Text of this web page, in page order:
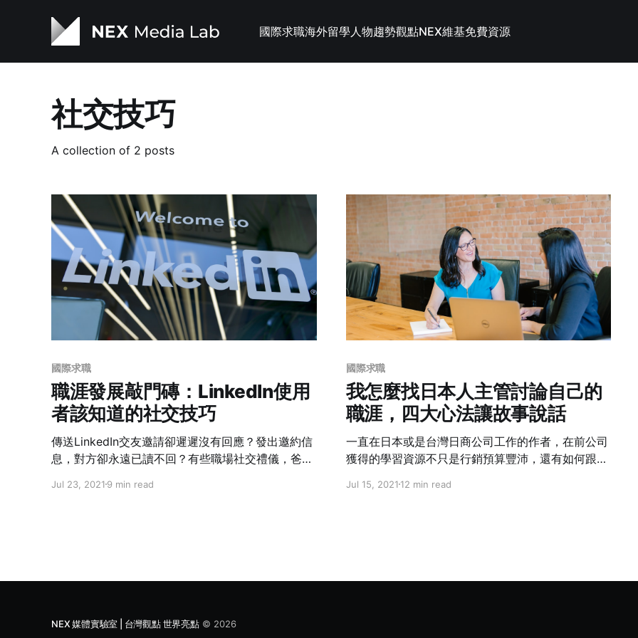
國際求職海外留學人物趨勢觀點NEX維基免費資源
社交技巧
A collection of 2 posts
國際求職
職涯發展敲門磚：LinkedIn使用
者該知道的社交技巧
傳送LinkedIn交友邀請卻遲遲沒有回應？發出邀約信
息，對方卻永遠已讀不回？有些職場社交禮儀，爸媽
禮貌與態度，是敲開職場新機會的第一塊敲門磚。
Jul 23, 2021 9 min read
國際求職
我怎麼找日本人主管討論自己的
職涯，四大心法讓故事說話
一直在日本或是台灣日商公司工作的作者，在前公司
獲得的學習資源不只是行銷預算豐沛，還有如何跟日
說主管也是百百種，但究竟「日本人主管」能不能套
Jul 15, 202112 min read
NEX 媒體實驗室 | 台灣觀點 世界亮點© 2026